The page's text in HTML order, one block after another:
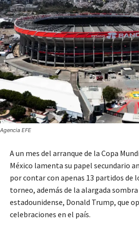
Agencia EFE
A un mes del arranque de la Copa
México lamenta su papel secundario
por contar con apenas 13 partidos de
torneo, además de la alargada
estadounidense, Donald Trump, que
celebraciones en el país.